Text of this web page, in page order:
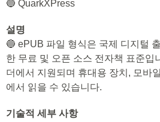
🔵 QuarkXPress
설명
🔵 ePUB 파일 형식은 국제 디지털
한 무료 및 오픈 소스 전자책 표준입
더에서 지원되며 휴대용 장치, 모바
에서 읽을 수 있습니다.
기술적 세부 사항